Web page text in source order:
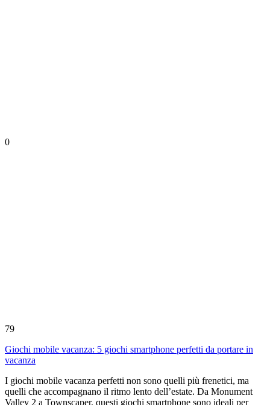
0
79
Giochi mobile vacanza: 5 giochi smartphone perfetti da portare in
vacanza
I giochi mobile vacanza perfetti non sono quelli più frenetici, ma
quelli che accompagnano il ritmo lento dell’estate. Da Monument
Valley 2 a Townscaper, questi giochi smartphone sono ideali per